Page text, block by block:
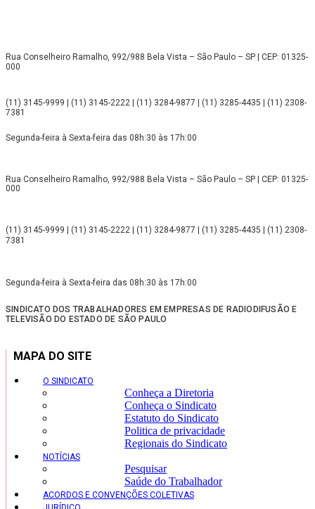
Rua Conselheiro Ramalho, 992/988 Bela Vista – São Paulo – SP | CEP: 01325-
000
(11) 3145-9999 | (11) 3145-2222 | (11) 3284-9877 | (11) 3285-4435 | (11) 2308-
7381
Segunda-feira à Sexta-feira das 08h:30 às 17h:00
Rua Conselheiro Ramalho, 992/988 Bela Vista – São Paulo – SP | CEP: 01325-
000
(11) 3145-9999 | (11) 3145-2222 | (11) 3284-9877 | (11) 3285-4435 | (11) 2308-
7381
Segunda-feira à Sexta-feira das 08h:30 às 17h:00
SINDICATO DOS TRABALHADORES EM EMPRESAS DE RADIODIFUSÃO E
TELEVISÃO DO ESTADO DE SÃO PAULO
MAPA DO SITE
O SINDICATO
Conheça a Diretoria
Conheça o Sindicato
Estatuto do Sindicato
Politica de privacidade
Regionais do Sindicato
NOTÍCIAS
Pesquisar
Saúde do Trabalhador
ACORDOS E CONVENÇÕES COLETIVAS